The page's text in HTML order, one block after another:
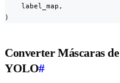
    label_map,
)
Converter Máscaras
YOLO#